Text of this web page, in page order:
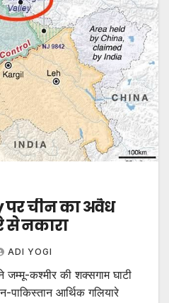
पर चीन का अवैध
से नकारा
ADI YOGI
कश्मीर की शक्सगाम घाटी
पाकिस्तान आर्थिक गलियारे